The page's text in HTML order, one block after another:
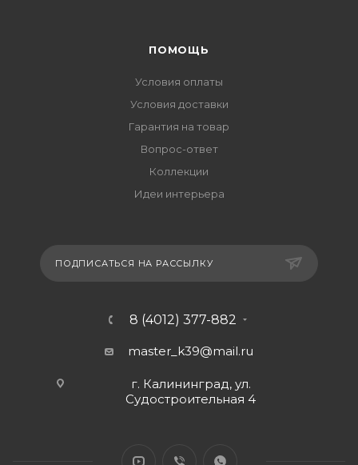
ПОМОЩЬ
Условия оплаты
Условия доставки
Гарантия на товар
Вопрос-ответ
Коллекции
Идеи интерьера
ПОДПИСАТЬСЯ НА РАССЫЛКУ
8 (4012) 377-882
master_k39@mail.ru
г. Калининград, ул.
Судостроительная 4